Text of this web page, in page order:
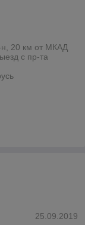
20 км от МКАД
с пр-та
25.09.2019